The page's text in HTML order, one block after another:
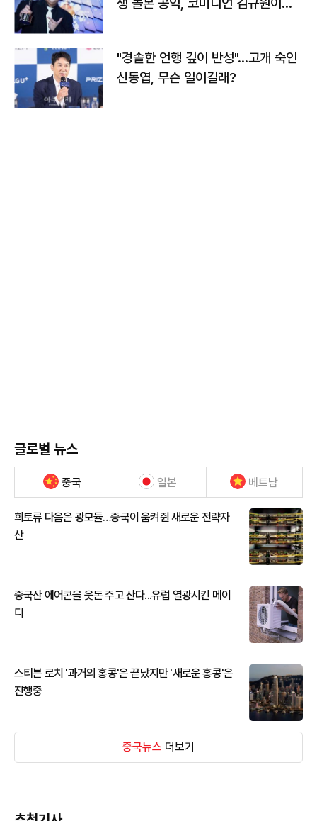
"경솔한 언행 깊이 반성"…고개 숙인
신동엽, 무슨 일이길래?
글로벌 뉴스
중국 일본 베트남
희토류 다음은 광모듈…중국이 움켜쥔 새로운 전략자
산
중국산 에어콘을 웃돈 주고 산다...유럽 열광시킨 메이
디
스티븐 로치 '과거의 홍콩'은 끝났지만 '새로운 홍콩'은
진행중
중국뉴스 더보기